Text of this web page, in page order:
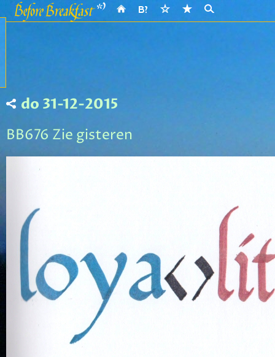
do 31-12-2015
BB676 Zie gisteren